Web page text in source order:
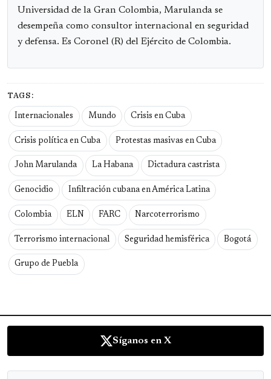
Universidad de la Gran Colombia, Marulanda se
desempeña como consultor internacional en seguridad
y defensa. Es Coronel (R) del Ejército de Colombia.
TAGS:
Internacionales Mundo Crisis en Cuba
Crisis política en Cuba Protestas masivas en Cuba
John Marulanda La Habana Dictadura castrista
Genocidio Infiltración cubana en América Latina
Colombia ELN FARC Narcoterrorismo
Terrorismo internacional Seguridad hemisférica Bogotá
Grupo de Puebla
Síganos en X